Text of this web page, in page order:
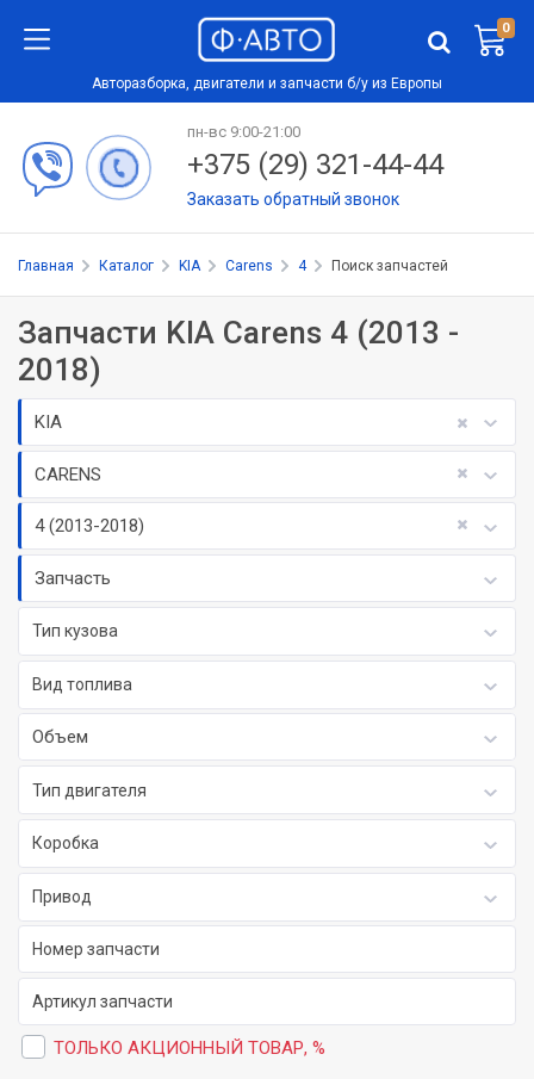
0
Авторазборка, двигатели и запчасти б/у из Европы
пн-вс 9:00-21:00
+375 (29) 321-44-44
Заказать обратный звонок
Главная Каталог KIA Carens 4 Поиск запчастей
Запчасти KIA Carens 4 (2013 -
2018)
KIA
CARENS
4 (2013-2018)
Запчасть
Тип кузова
Вид топлива
Объем
Тип двигателя
Коробка
Привод
ТОЛЬКО АКЦИОННЫЙ ТОВАР, %